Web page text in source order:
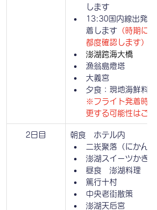
します
13:30国内線出発
着します （時期に
都度確認します）
澎湖跨海大橋
漁翁島燈塔
大義宮
夕食：現地海鮮料理
※フライト発着時
更する可能性はござ
2日目
朝食　ホテル内
二崁聚落（にかんし
澎湖スイーツかき氷
昼食　澎湖料理
篤行十村
中央老街散策
澎湖天后宮